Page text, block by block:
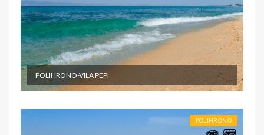
POLIHRONO-VILA PEPI
POLIHRONO